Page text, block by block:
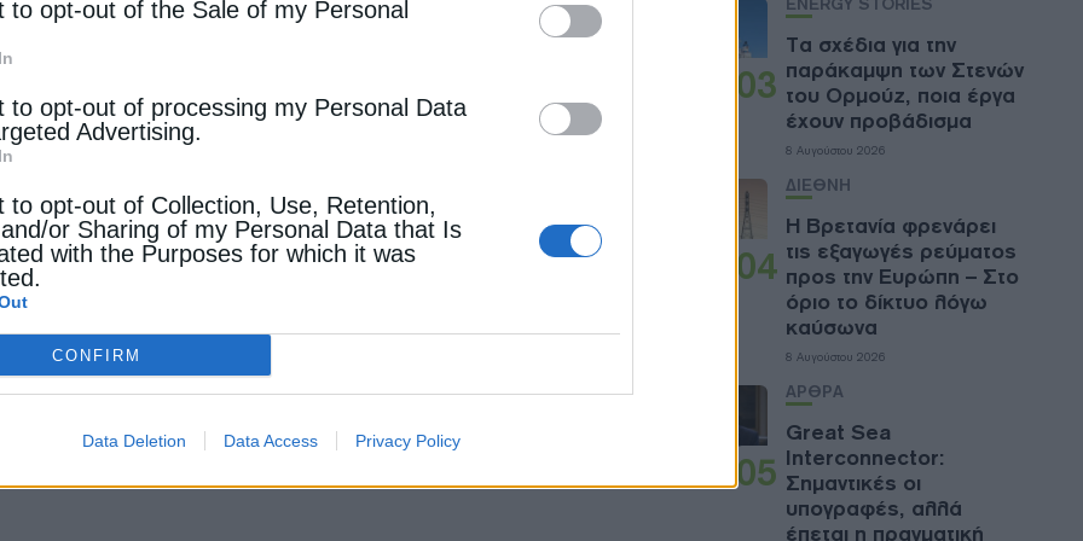
to opt-out of the Sale of my Personal
to opt-out of processing my Personal Data
Advertising.
to opt-out of Collection, Use, Retention,
or Sharing of my Personal Data that Is
with the Purposes for which it was
CONFIRM
Data Deletion Data Access Privacy Policy
μια από τις πιο σοβαρές και άμεσες απειλές. «Η
της ενεργειακής ασφάλειας», τονίζει ο κ. Τσάφος. Από την
τις πλημμύρες και τις δασικές πυρκαγιές, η νέα
αποκατάσταση και την αποτροπή μελλοντικών, σοβαρών,
παράμετρο για την ενεργειακή ασφάλεια. Ο κόσμος
κυβερνήσεις πρέπει να χαράξουν στρατηγικές ενεργειακής
φάσμα σεναρίων». Η ανάγκη για διαφοροποίηση, αποθέματα
των αγορών είναι επιτακτική για την επιτυχία της
της ενεργειακής ασφάλειας απαιτείται
καλύτερα από κοινού».
03
Τα σχέδια για την
παράκαμψη των Στενών
του Ορμούζ, ποια έργα
έχουν προβάδισμα
8 Αυγούστου 2026
04
ΔΙΕΘΝΗ
Η Βρετανία φρενάρει
τις εξαγωγές ρεύματος
προς την Ευρώπη – Στο
όριο το δίκτυο λόγω
καύσωνα
8 Αυγούστου 2026
05
ΑΡΘΡΑ
Great Sea
Interconnector:
Σημαντικές οι
υπογραφές, αλλά
έπεται η πραγματική